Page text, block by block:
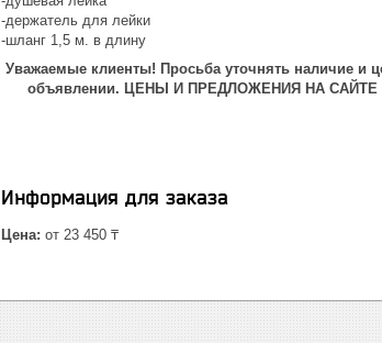
-держатель для лейки
-шланг 1,5 м. в длину
Уважаемые клиенты! Просьба уточнять наличие и
объявлении. ЦЕНЫ И ПРЕДЛОЖЕНИЯ НА
Информация для заказа
Цена: от 23 450 ₸